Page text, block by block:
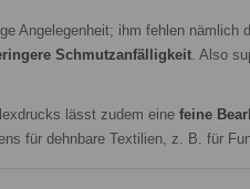
Angelegenheit; ihm fehlen nämlich
Schmutzanfälligkeit. Also
lässt zudem eine feine
für dehnbare Textilien, z. B. für